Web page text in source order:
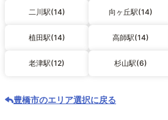
二川駅(14) 向ヶ丘駅(14)
植田駅(14) 高師駅(14)
老津駅(12) 杉山駅(6)
豊橋市のエリア選択に戻る